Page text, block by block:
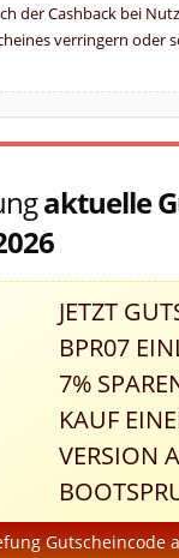
der Cashback bei
verringern oder
aktuelle
JETZT
BPR07
7%
KAUF
VERSION
Gutscheincode